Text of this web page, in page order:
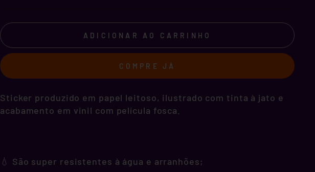
ADICIONAR AO CARRINHO
COMPRE JÁ
Sticker produzido em papel leitoso, ilustrado com tinta à jato e
acabamento em vinil com película fosca.
💧 São super resistentes à água e arranhões;